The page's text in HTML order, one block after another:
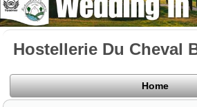
Hostellerie Du Cheval
Home